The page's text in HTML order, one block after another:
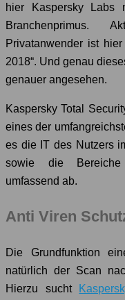
hier Kaspersky Labs
Branchenprimus.
Privatanwender ist
2018“. Und genau
genauer angesehen.
Kaspersky Total
eines der
es die IT des Nutzers
sowie die Bereiche
umfassend ab.
Anti Viren
Die Grundfunktion
natürlich der Scan
Hierzu sucht